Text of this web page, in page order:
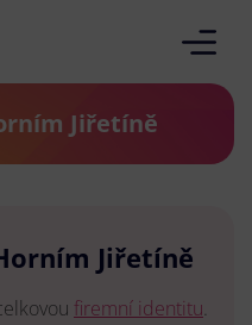
Jiřetíně
Jiřetíně
firemní identitu.